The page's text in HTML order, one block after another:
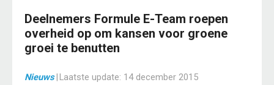
Deelnemers Formule E-Team roepen
overheid op om kansen voor groene
groei te benutten
Nieuws|Laatste update: 14 december 2015